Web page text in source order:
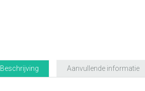
Beschrijving Aanvullende informatie